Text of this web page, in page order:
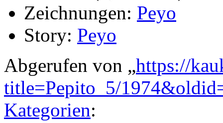
Zeichnungen: Peyo
Story: Peyo
Abgerufen von „https://
title=Pepito_5/
Kategorien: